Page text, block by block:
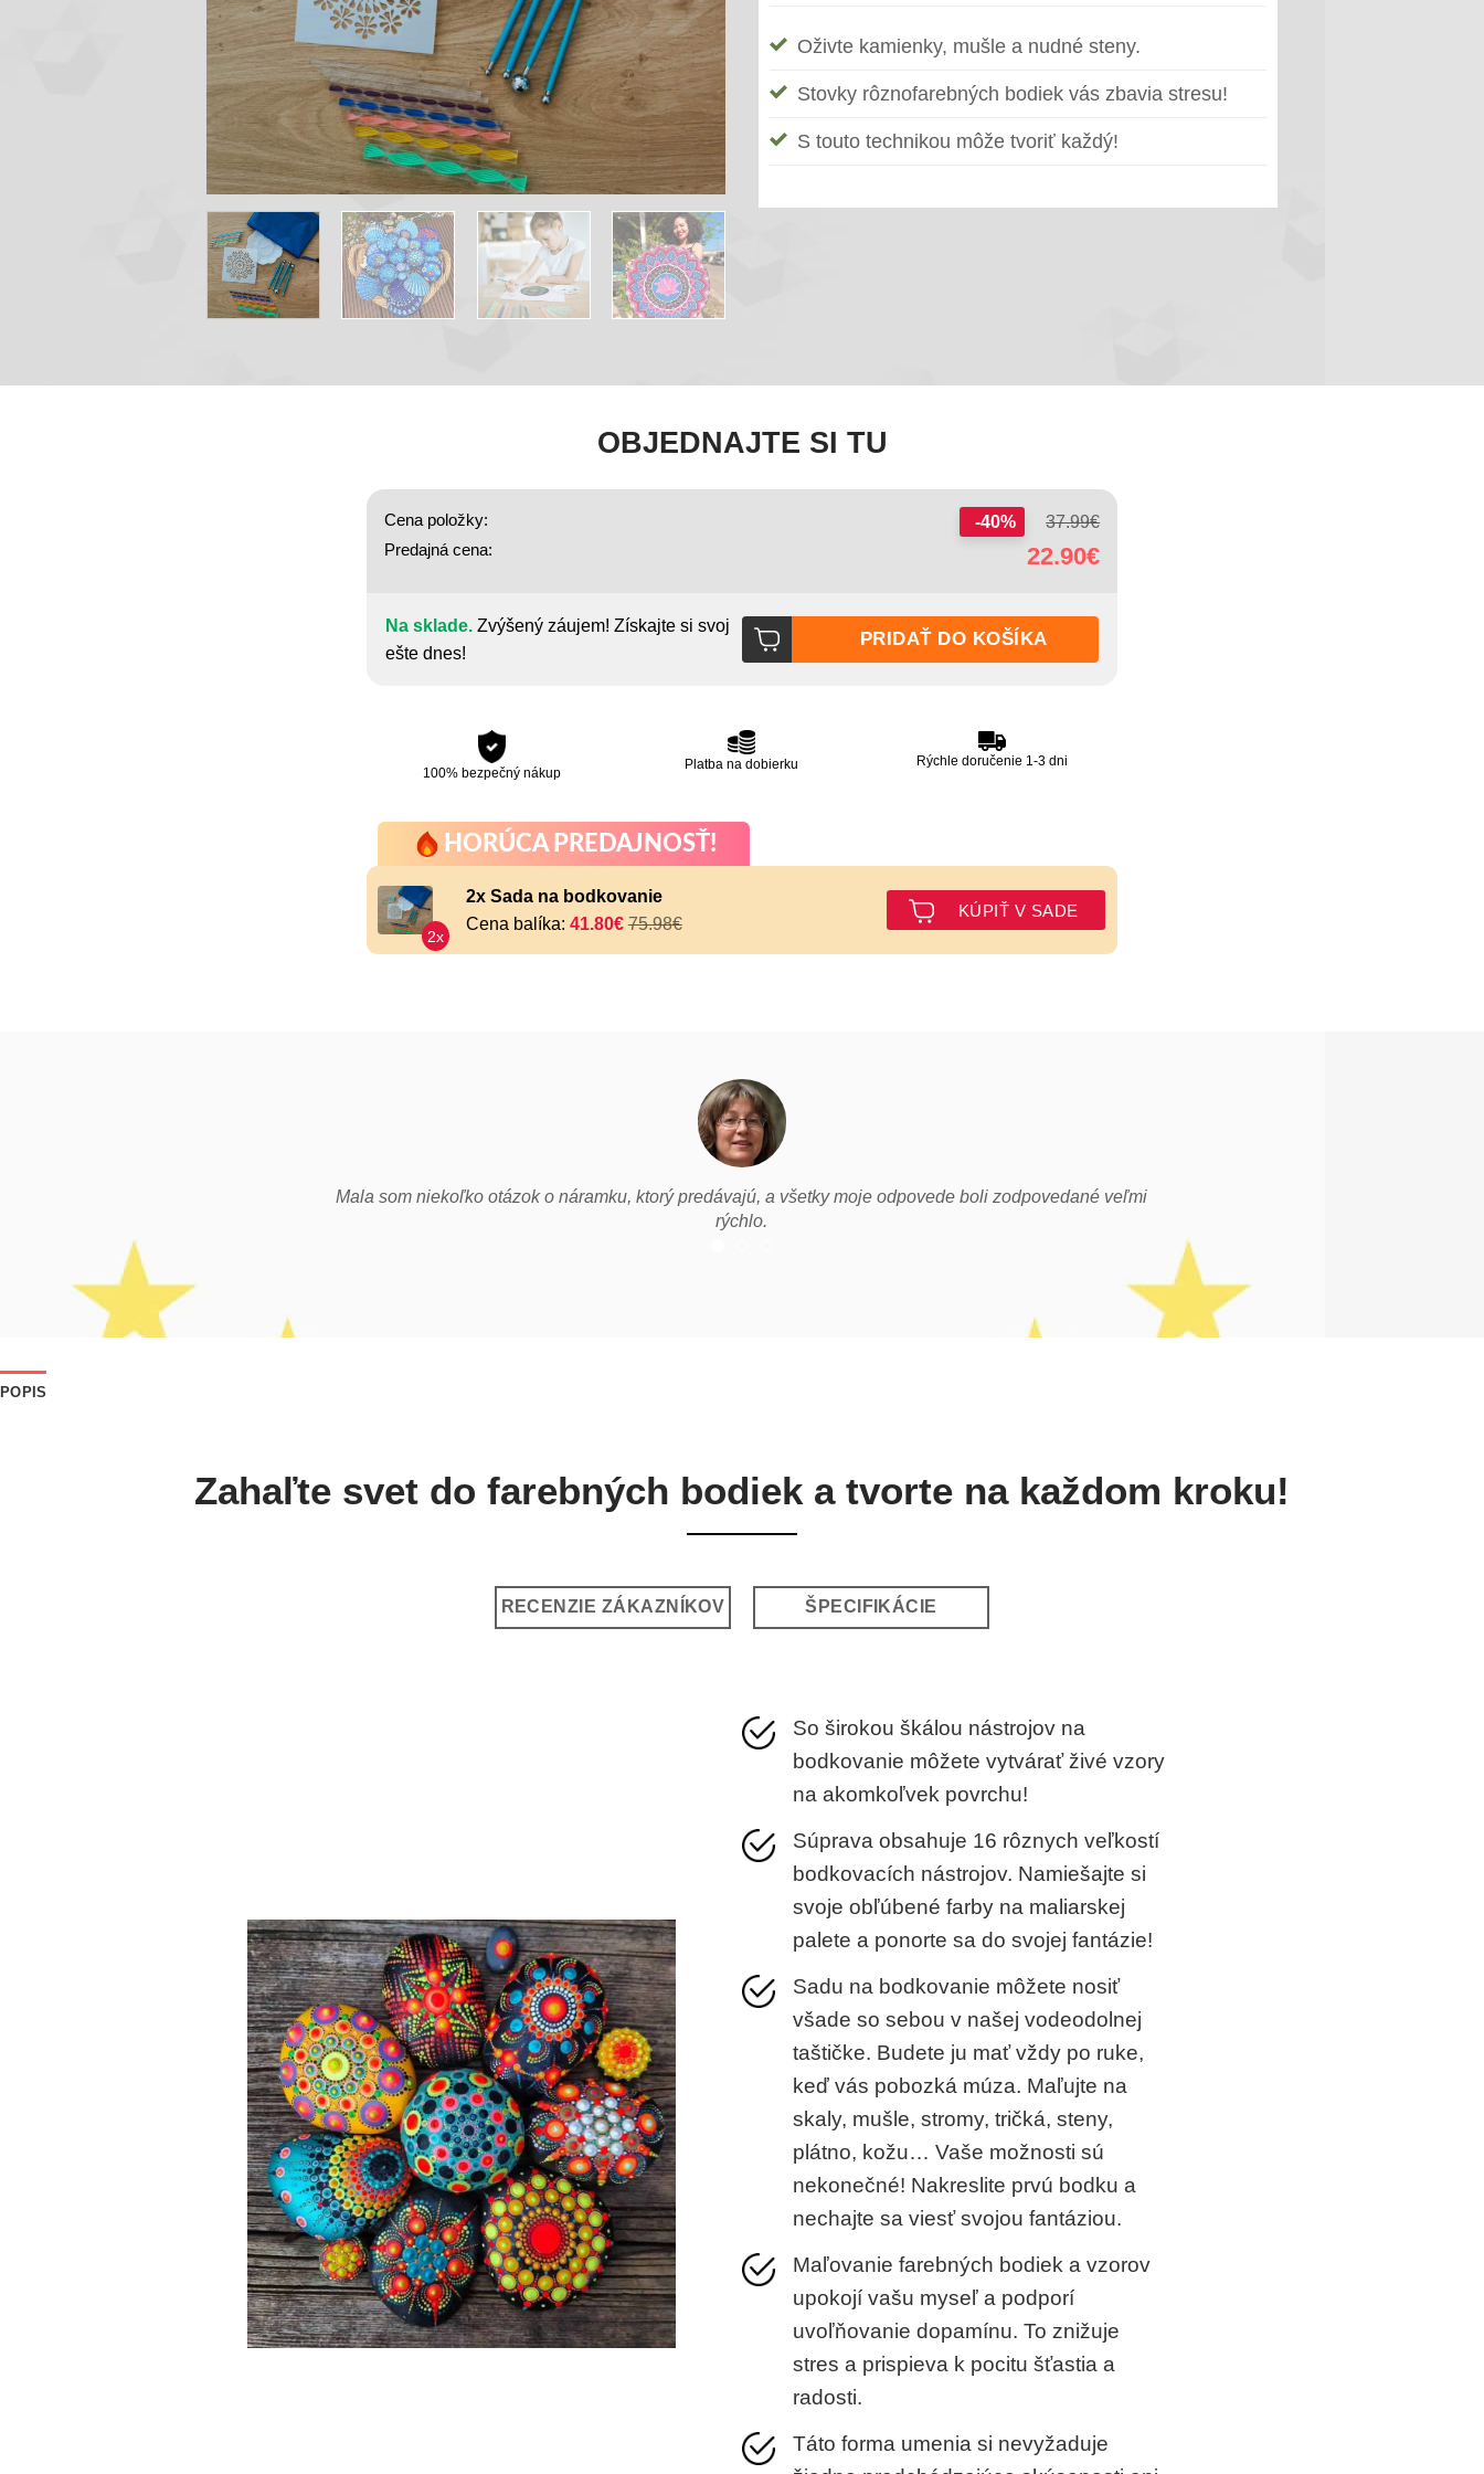
Oživte kamienky, mušle a nudné steny.
Stovky rôznofarebných bodiek vás zbavia stresu!
S touto technikou môže tvoriť každý!
OBJEDNAJTE SI TU
Cena položky: -40% 37.99€
Predajná cena:
22.90€
Na sklade.Zvýšený záujem! Získajte si svoj
ešte dnes!
PRIDAŤ DO KOŠÍKA
100% bezpečný nákup
Platba na dobierku Rýchle doručenie 1-3 dni
HORÚCA PREDAJNOSŤ!
2x
2x Sada na bodkovanie
Cena balíka: 41.80€ 75.98€
KÚPIŤ V SADE
Mala som niekoľko otázok o náramku, ktorý predávajú, a všetky moje odpovede boli zodpovedané veľmi
rýchlo.
Dodanie je tiež veľmi rýchle, ich
POPIS
Zahaľte svet do farebných bodiek a tvorte na každom kroku!
RECENZIE ZÁKAZNÍKOV ŠPECIFIKÁCIE
So širokou škálou nástrojov na
bodkovanie môžete vytvárať živé vzory
na akomkoľvek povrchu!
Súprava obsahuje 16 rôznych veľkostí
bodkovacích nástrojov. Namiešajte si
svoje obľúbené farby na maliarskej
palete a ponorte sa do svojej fantázie!
Sadu na bodkovanie môžete nosiť
všade so sebou v našej vodeodolnej
taštičke. Budete ju mať vždy po ruke,
keď vás pobozká múza. Maľujte na
skaly, mušle, stromy, tričká, steny,
plátno, kožu… Vaše možnosti sú
nekonečné! Nakreslite prvú bodku a
nechajte sa viesť svojou fantáziou.
Maľovanie farebných bodiek a vzorov
upokojí vašu myseľ a podporí
uvoľňovanie dopamínu. To znižuje
stres a prispieva k pocitu šťastia a
radosti.
Táto forma umenia si nevyžaduje